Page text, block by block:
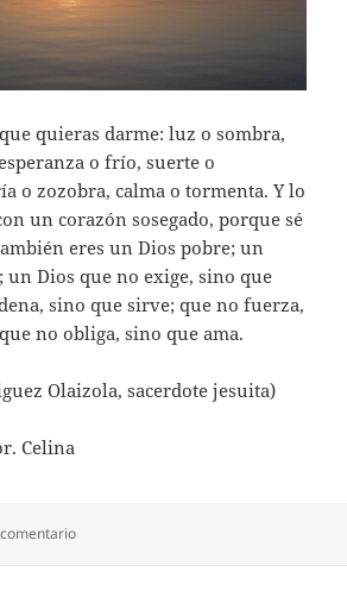
quieras darme: luz o sombra,
o frío, suerte o
o zozobra, calma o tormenta. Y lo
un corazón sosegado, porque sé
eres un Dios pobre; un
un Dios que no exige, sino que
sino que sirve; que no fuerza,
no obliga, sino que ama.
Olaizola, sacerdote jesuita)
Celina
en José María Rodriguez Olaizola